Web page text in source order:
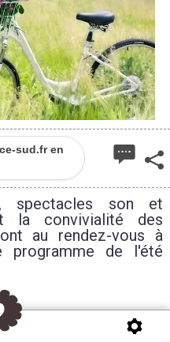
sud.fr en
spectacles son et
la convivialité des
au rendez-vous à
programme de l'été
! Comme chaque